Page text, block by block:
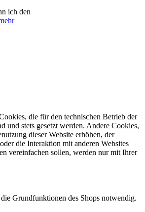
ich den
die für den technischen Betrieb der
und stets gesetzt werden. Andere Cookies,
dieser Website erhöhen, der
die Interaktion mit anderen Websites
vereinfachen sollen, werden nur mit Ihrer
Grundfunktionen des Shops notwendig.